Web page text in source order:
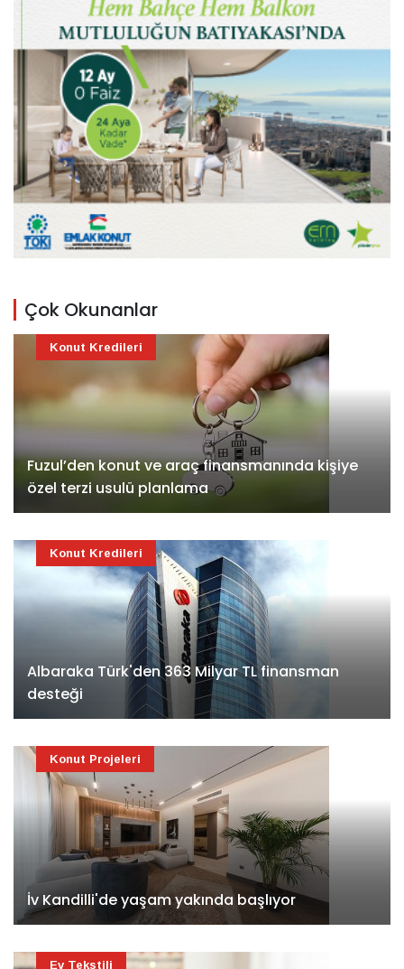
Çok Okunanlar
Fuzul’den konut ve araç finansmanında kişiye
özel terzi usulü planlama
Konut Kredileri
Albaraka Türk'den 363 Milyar TL finansman
desteği
Konut Kredileri
İv Kandilli'de yaşam yakında başlıyor
Konut Projeleri
Ev Tekstili